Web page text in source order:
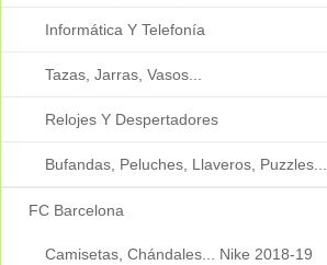
Informática Y Telefonía
Tazas, Jarras, Vasos...
Relojes Y Despertadores
Bufandas, Peluches, Llaveros, Puzzles...
FC Barcelona
Camisetas, Chándales... Nike 2018-19